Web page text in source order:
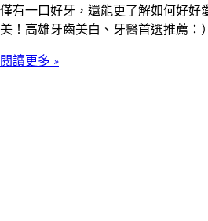
僅有一口好牙，還能更了解如何好好
美！高雄牙齒美白、牙醫首選推薦：）
閱讀更多 »